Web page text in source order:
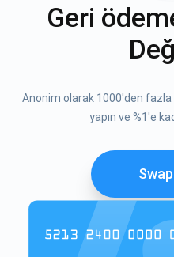
Geri
Anonim olarak 1000'den
yapın ve %1'e